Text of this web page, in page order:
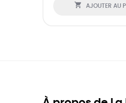
 AJOUTER AU